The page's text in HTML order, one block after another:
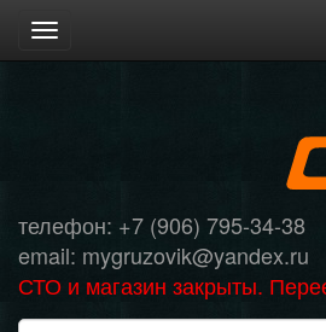
Toggle
navigation
телефон: +7 (906) 795-34-38
email: mygruzovik@yandex.ru
СТО и магазин закрыты.